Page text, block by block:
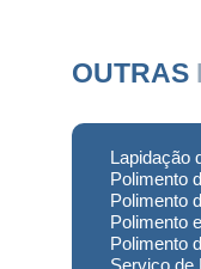
OUTRAS
Lapidação
Polimento
Polimento
Polimento
Polimento
Serviço de